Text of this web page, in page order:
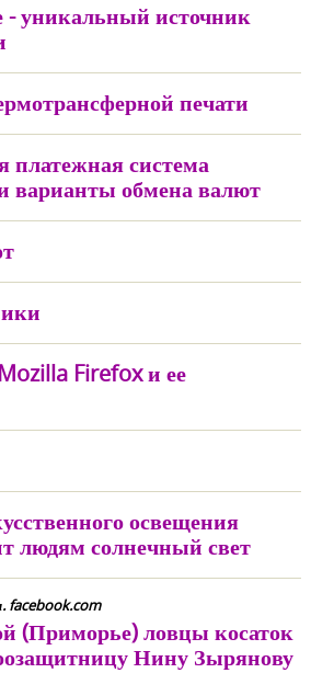
- уникальный источник
печати
платежная система
варианты обмена валют
Firefox и ее
освещения
людям солнечный свет
facebook.com
(Приморье) ловцы косаток
Нину Зырянову